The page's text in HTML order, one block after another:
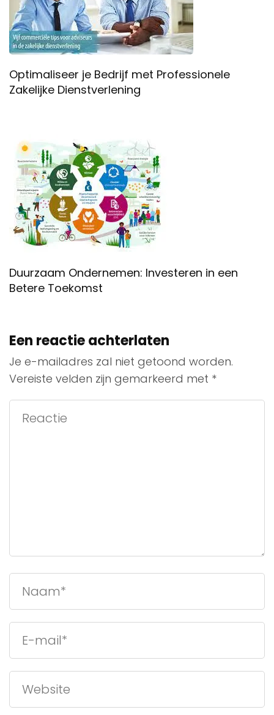
Optimaliseer je Bedrijf met Professionele
Zakelijke Dienstverlening
Duurzaam Ondernemen: Investeren in een
Betere Toekomst
Een reactie achterlaten
Je e-mailadres zal niet getoond worden.
Vereiste velden zijn gemarkeerd met *